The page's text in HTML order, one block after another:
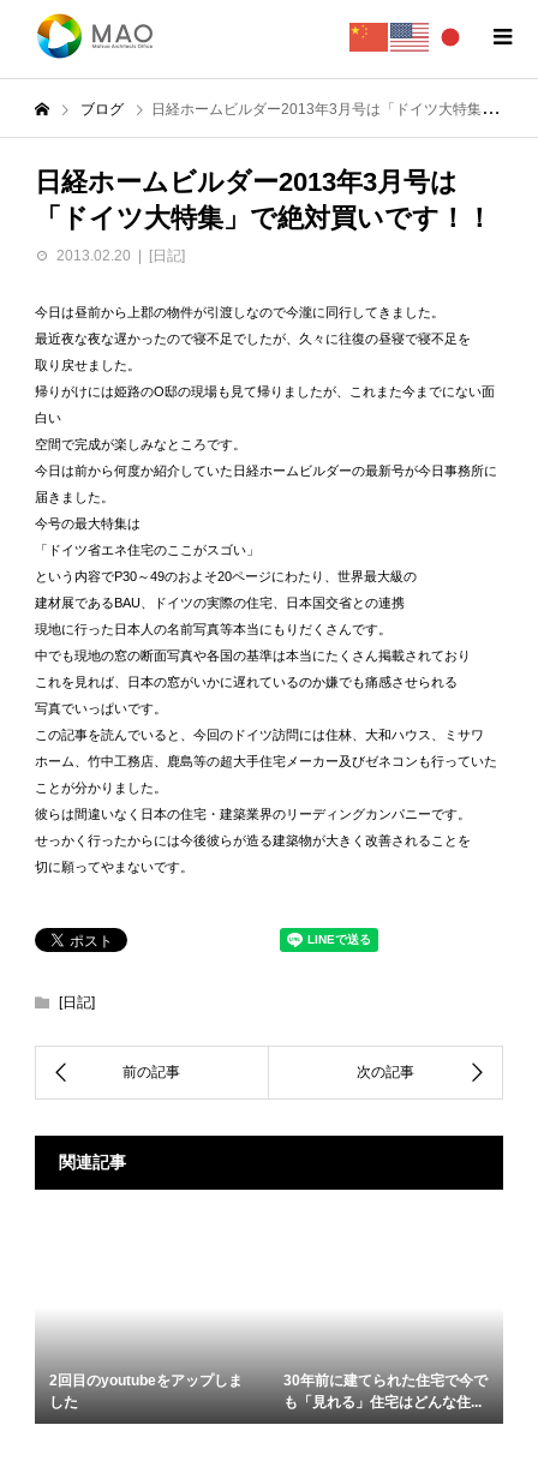
ブログ 日経ホームビルダー2013年3月号は「ドイツ大特集」で絶対買いです！！
日経ホームビルダー2013年3月号は
「ドイツ大特集」で絶対買いです！！
2013.02.20 [日記]
今日は昼前から上郡の物件が引渡しなので今瀧に同行してきました。
最近夜な夜な遅かったので寝不足でしたが、久々に往復の昼寝で寝不足を
取り戻せました。
帰りがけには姫路のO邸の現場も見て帰りましたが、これまた今までにない面
白い
空間で完成が楽しみなところです。
今日は前から何度か紹介していた日経ホームビルダーの最新号が今日事務所に
届きました。
今号の最大特集は
「ドイツ省エネ住宅のここがスゴい」
という内容でP30～49のおよそ20ページにわたり、世界最大級の
建材展であるBAU、ドイツの実際の住宅、日本国交省との連携
現地に行った日本人の名前写真等本当にもりだくさんです。
中でも現地の窓の断面写真や各国の基準は本当にたくさん掲載されており
これを見れば、日本の窓がいかに遅れているのか嫌でも痛感させられる
写真でいっぱいです。
この記事を読んでいると、今回のドイツ訪問には住林、大和ハウス、ミサワ
ホーム、竹中工務店、鹿島等の超大手住宅メーカー及びゼネコンも行っていた
ことが分かりました。
彼らは間違いなく日本の住宅・建築業界のリーディングカンパニーです。
せっかく行ったからには今後彼らが造る建築物が大きく改善されることを
切に願ってやまないです。
[日記]
関連記事
2回目のyoutubeをアップしま
した
30年前に建てられた住宅で今で
も「見れる」住宅はどんな住...